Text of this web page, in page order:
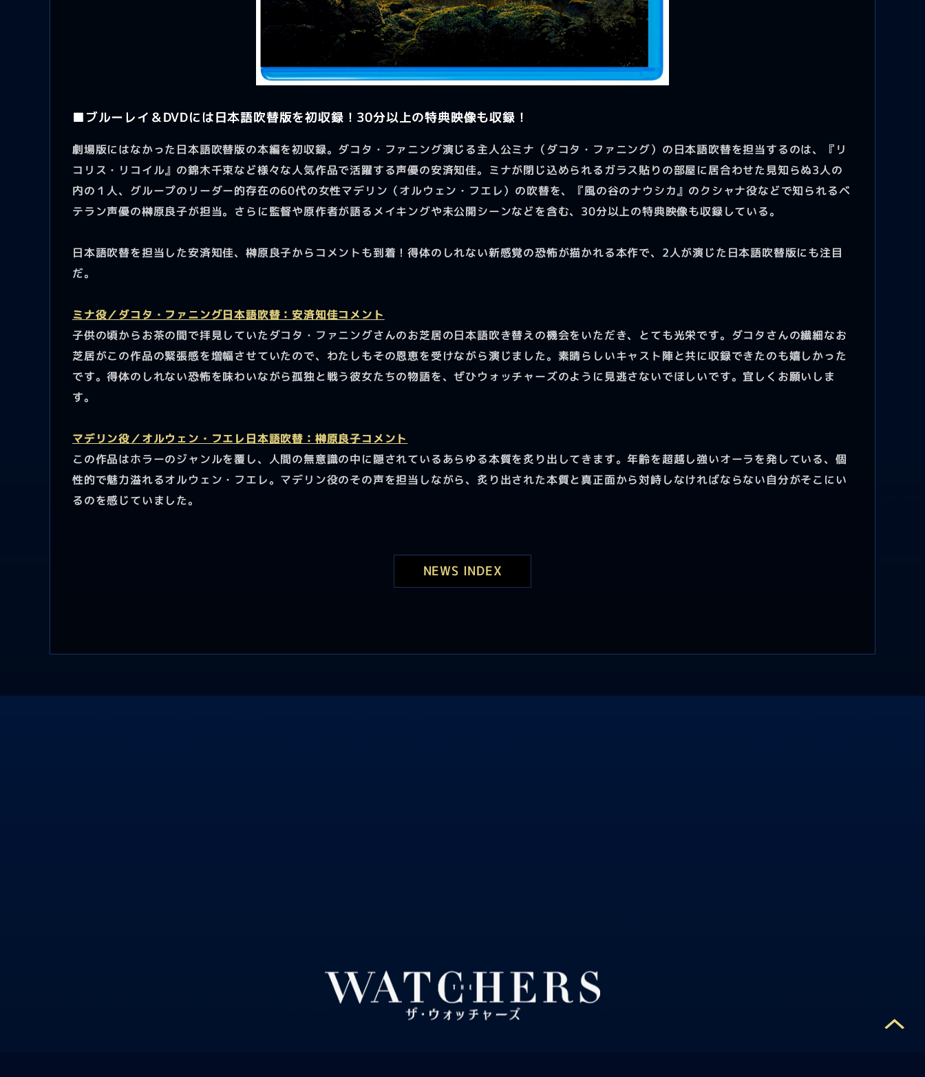
■ブルーレイ＆DVDには日本語吹替版を初収録！30分以上の特典映像も収録！
劇場版にはなかった日本語吹替版の本編を初収録。ダコタ・ファニング演じる主人公ミナ（ダコタ・ファニング）の日本語吹替を担当するのは、『リ
コリス・リコイル』の錦木千束など様々な人気作品で活躍する声優の安済知佳。ミナが閉じ込められるガラス貼りの部屋に居合わせた見知らぬ3人の
内の１人、グループのリーダー的存在の60代の女性マデリン（オルウェン・フエレ）の吹替を、『風の谷のナウシカ』のクシャナ役などで知られるベ
テラン声優の榊原良子が担当。さらに監督や原作者が語るメイキングや未公開シーンなどを含む、30分以上の特典映像も収録している。
日本語吹替を担当した安済知佳、榊原良子からコメントも到着！得体のしれない新感覚の恐怖が描かれる本作で、2人が演じた日本語吹替版にも注目
だ。
ミナ役／ダコタ・ファニング日本語吹替：安済知佳コメント
子供の頃からお茶の間で拝見していたダコタ・ファニングさんのお芝居の日本語吹き替えの機会をいただき、とても光栄です。ダコタさんの繊細なお
芝居がこの作品の緊張感を増幅させていたので、わたしもその恩恵を受けながら演じました。素晴らしいキャスト陣と共に収録できたのも嬉しかった
です。得体のしれない恐怖を味わいながら孤独と戦う彼女たちの物語を、ぜひウォッチャーズのように見逃さないでほしいです。宜しくお願いしま
す。
マデリン役／オルウェン・フエレ日本語吹替：榊原良子コメント
この作品はホラーのジャンルを覆し、人間の無意識の中に隠されているあらゆる本質を炙り出してきます。年齢を超越し強いオーラを発している、個
性的で魅力溢れるオルウェン・フエレ。マデリン役のその声を担当しながら、炙り出された本質と真正面から対峙しなければならない自分がそこにい
るのを感じていました。
NEWS INDEX